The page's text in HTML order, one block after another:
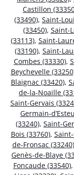
Castillon
(33490), Saint-
(33450), Saint-
(33113), Saint-
(33190), Saint-
Combes (33330),
Beychevelle
Blaignac (33420),
de-la-Noaille
Saint-Gervais
Germain-
(33240), Saint-
Bois (33760),
de-Fronsac (33240)
Genès-de-Blaye
Foncaude (33540),